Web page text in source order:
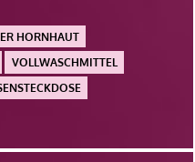
HORNHAUT
VOLLWASCHMITTEL